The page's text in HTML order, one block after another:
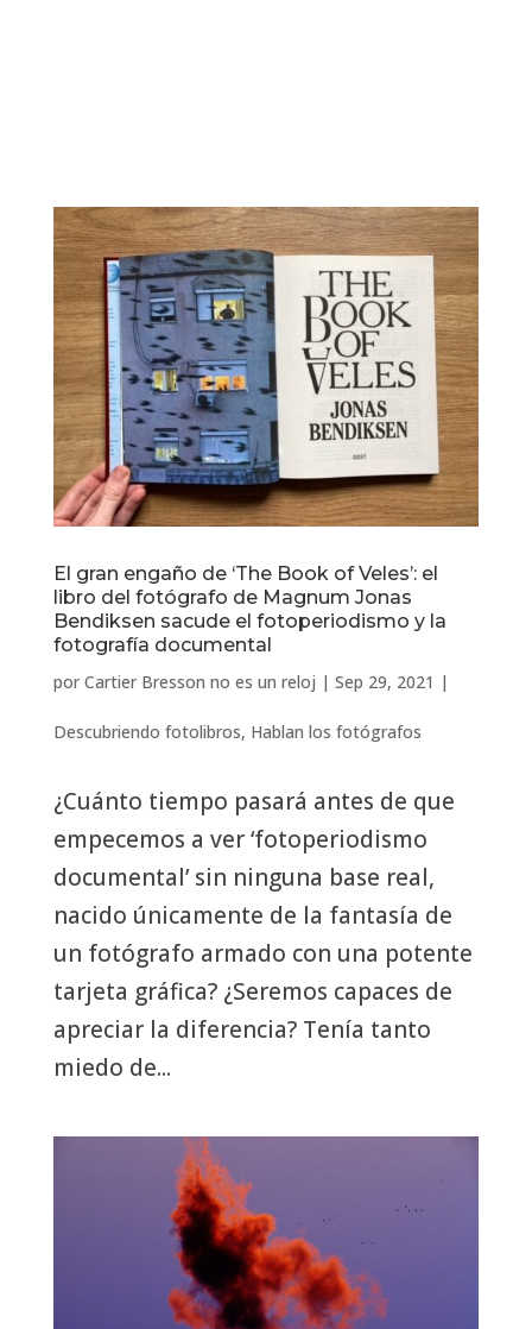
El gran engaño de ‘The Book of Veles’: el
libro del fotógrafo de Magnum Jonas
Bendiksen sacude el fotoperiodismo y la
fotografía documental
por Cartier Bresson no es un reloj | Sep 29, 2021 |
Descubriendo fotolibros, Hablan los fotógrafos
¿Cuánto tiempo pasará antes de que
empecemos a ver ‘fotoperiodismo
documental’ sin ninguna base real,
nacido únicamente de la fantasía de
un fotógrafo armado con una potente
tarjeta gráfica? ¿Seremos capaces de
apreciar la diferencia? Tenía tanto
miedo de...